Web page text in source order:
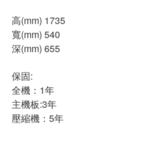
高(mm) 1735
寬(mm) 540
深(mm) 655
保固:
全機：1年
主機板:3年
壓縮機：5年